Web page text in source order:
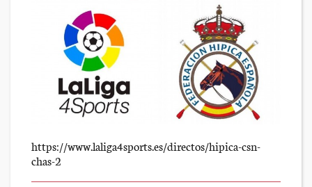
https://www.laliga4sports.es/directos/hipica-csn-
chas-2